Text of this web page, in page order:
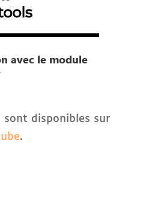
avec le module
sont disponibles sur
.